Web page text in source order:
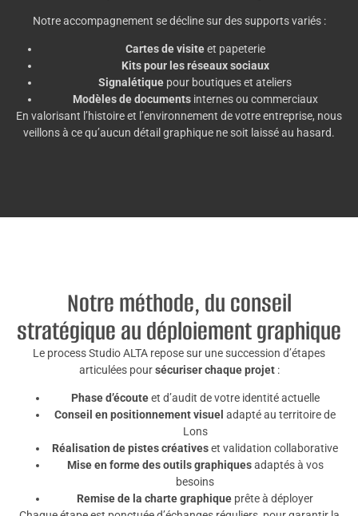
Notre accompagnement se décline sur des supports variés :
Cartes de visiteet papeterie
Kits pour les réseaux sociaux
Signalétique pour boutiques et ateliers
Modèles de documentsinternes ou commerciaux
En valorisant l’histoire et l’environnement de votre entreprise, nous
veillons à ce qu’aucun détail graphique ne soit laissé au hasard.
Notre méthode, du conseil
stratégique au déploiement graphique
Le process Studio ALTA repose sur une succession d’étapes
articulées poursécuriser chaque projet:
Phase d’écouteet d’audit de votre identité actuelle
Conseil en positionnement visuel adapté au territoire de
Lons
Réalisation de pistes créativeset validation collaborative
Mise en forme des outils graphiquesadaptés à vos
besoins
Remise de la charte graphique prête à déployer